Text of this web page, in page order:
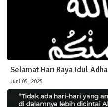
Selamat Hari Raya Idul Adha
Juni 05, 2025